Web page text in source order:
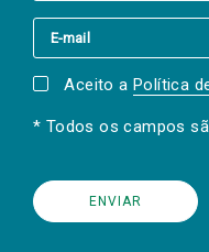
Aceito a Política
* Todos os campos